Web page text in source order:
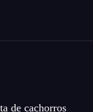
de cachorros